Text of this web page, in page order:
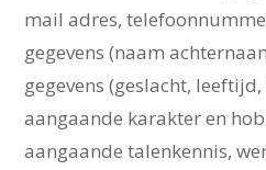
mail adres,
gegevens (naam
gegevens (geslacht,
aangaande karakter en
aangaande talenkennis,